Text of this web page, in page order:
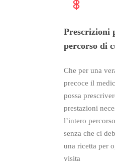
Prescrizioni
percorso di
Che per una
precoce il
possa
prestazioni
l’intero
senza che ci
una ricetta per
visita